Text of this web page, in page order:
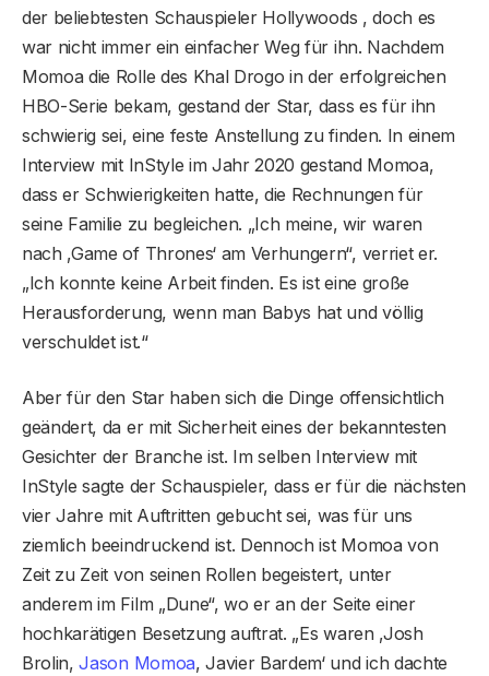
der beliebtesten Schauspieler Hollywoods , doch es
war nicht immer ein einfacher Weg für ihn. Nachdem
Momoa die Rolle des Khal Drogo in der erfolgreichen
HBO-Serie bekam, gestand der Star, dass es für ihn
schwierig sei, eine feste Anstellung zu finden. In einem
Interview mit InStyle im Jahr 2020 gestand Momoa,
dass er Schwierigkeiten hatte, die Rechnungen für
seine Familie zu begleichen. „Ich meine, wir waren
nach ‚Game of Thrones‘ am Verhungern“, verriet er.
„Ich konnte keine Arbeit finden. Es ist eine große
Herausforderung, wenn man Babys hat und völlig
verschuldet ist.“
Aber für den Star haben sich die Dinge offensichtlich
geändert, da er mit Sicherheit eines der bekanntesten
Gesichter der Branche ist. Im selben Interview mit
InStyle sagte der Schauspieler, dass er für die nächsten
vier Jahre mit Auftritten gebucht sei, was für uns
ziemlich beeindruckend ist. Dennoch ist Momoa von
Zeit zu Zeit von seinen Rollen begeistert, unter
anderem im Film „Dune“, wo er an der Seite einer
hochkarätigen Besetzung auftrat. „Es waren ‚Josh
Brolin,Jason Momoa, Javier Bardem‘ und ich dachte